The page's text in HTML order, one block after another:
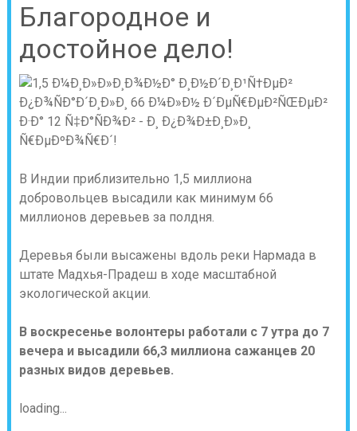
Благородное и
достойное дело!
В Индии приблизительно 1,5 миллиона
добровольцев высадили как минимум 66
миллионов деревьев за полдня.
Деревья были высажены вдоль реки Нармада в
штате Мадхья-Прадеш в ходе масштабной
экологической акции.
В воскресенье волонтеры работали с 7 утра до 7
вечера и высадили 66,3 миллиона сажанцев 20
разных видов деревьев.
loading...